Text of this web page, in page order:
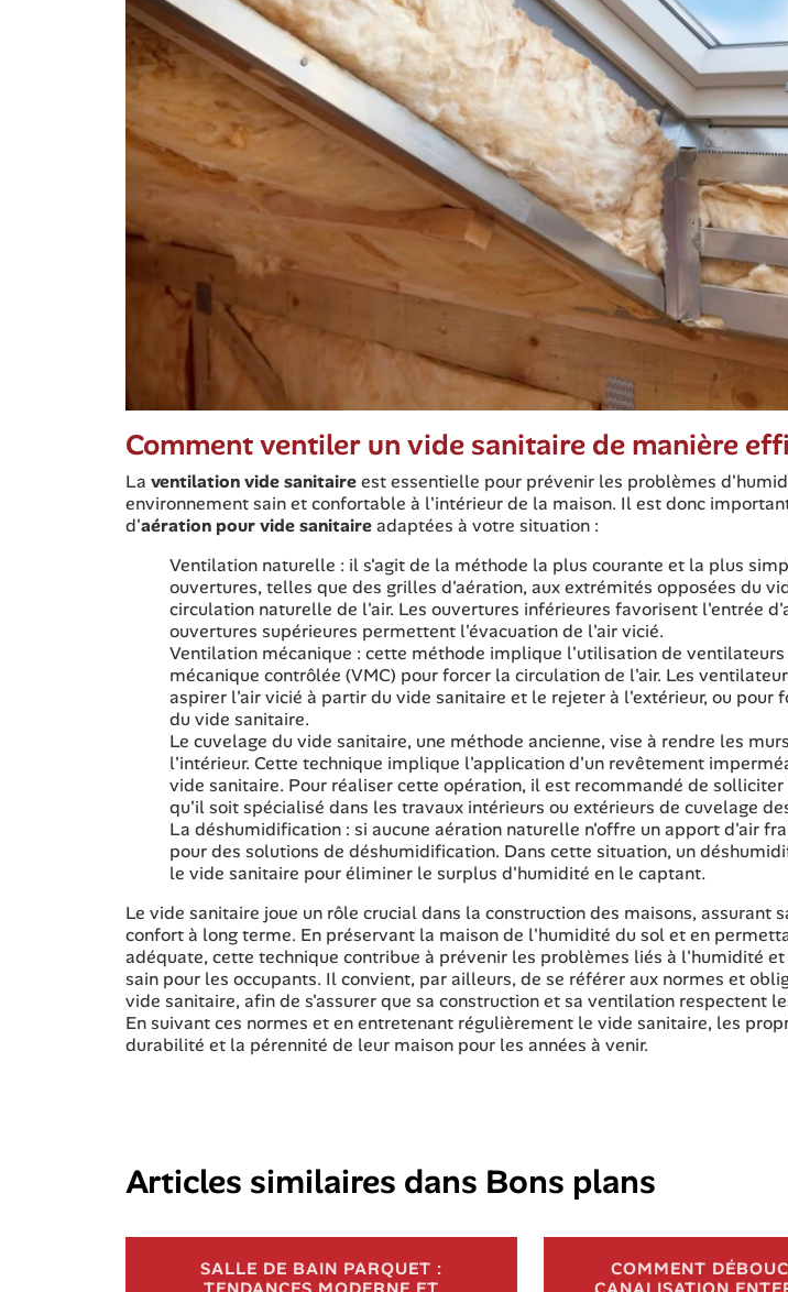
Comment ventiler un vide sanitaire de manière
La ventilation vide sanitaireest essentielle pour prévenir les problèmes
environnement sain et confortable à l'intérieur de la maison. Il est donc
d'aération pour vide sanitaireadaptées à votre situation :
Ventilation naturelle : il s'agit de la méthode la plus courante et la plus
ouvertures, telles que des grilles d'aération, aux extrémités opposées du
circulation naturelle de l'air. Les ouvertures inférieures favorisent l'entrée
ouvertures supérieures permettent l'évacuation de l'air vicié.
Ventilation mécanique : cette méthode implique l'utilisation de
mécanique contrôlée (VMC) pour forcer la circulation de l'air. Les
aspirer l'air vicié à partir du vide sanitaire et le rejeter à l'extérieur, ou pour
du vide sanitaire.
Le cuvelage du vide sanitaire, une méthode ancienne, vise à rendre les
l'intérieur. Cette technique implique l'application d'un revêtement
vide sanitaire. Pour réaliser cette opération, il est recommandé de
qu'il soit spécialisé dans les travaux intérieurs ou extérieurs de cuvelage
La déshumidification : si aucune aération naturelle n'offre un apport d'air
pour des solutions de déshumidification. Dans cette situation, un
le vide sanitaire pour éliminer le surplus d'humidité en le captant.
Le vide sanitaire joue un rôle crucial dans la construction des maisons, assurant
confort à long terme. En préservant la maison de l'humidité du sol et en
adéquate, cette technique contribue à prévenir les problèmes liés à l'humidité
sain pour les occupants. Il convient, par ailleurs, de se référer aux normes et
vide sanitaire, afin de s'assurer que sa construction et sa ventilation respectent
En suivant ces normes et en entretenant régulièrement le vide sanitaire, les
durabilité et la pérennité de leur maison pour les années à venir.
Articles similaires dans Bons plans
SALLE DE BAIN PARQUET :
COMMENT